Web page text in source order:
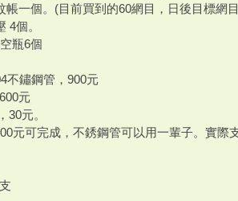
帳一個。(目前買到的60網目，日後目標網
4個。
瓶6個
不鏽鋼管，900元
元
30元。
元可完成，不銹鋼管可以用一輩子。實際